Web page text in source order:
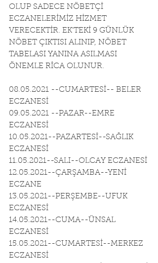
OLUP SADECE NÖBETÇİ
ECZANELERİMİZ HİZMET
VERECEKTİR. EK'TEKİ 9 GÜNLÜK
NÖBET ÇIKTISI ALINIP, NÖBET
TABELASI YANINA ASILMASI
ÖNEMLE RİCA OLUNUR.
08.05.2021 --CUMARTESİ-- BELER
ECZANESİ
09.05.2021 --PAZAR--EMRE
ECZANESİ
10.05.2021--PAZARTESİ--SAĞLIK
ECZANESİ
11.05.2021--SALI--OLCAY ECZANESİ
12.05.2021--ÇARŞAMBA--YENİ
ECZANE
13.05.2021--PERŞEMBE--UFUK
ECZANESİ
14.05.2021--CUMA--ÜNSAL
ECZANESİ
15.05.2021--CUMARTESİ--MERKEZ
ECZANESİ